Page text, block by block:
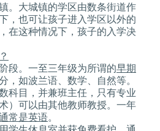
。大城镇的学区由数条街道作
，也可让孩子进入学区以外的
在这种情况下，孩子的入学决
段。一至三年级为所谓的早期
，如波兰语、数学、自然等。
科目，并兼班主任，只有专业
）可以由其他教师教授。一年
常是英语。